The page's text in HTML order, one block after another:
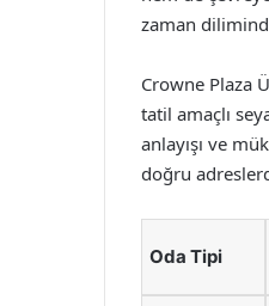
zaman
Crowne Plaza
tatil amaçlı
anlayışı ve
doğru
Oda Tipi